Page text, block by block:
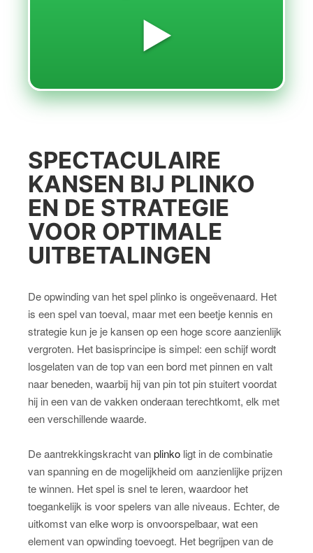
▶️
SPECTACULAIRE
KANSEN BIJ PLINKO
EN DE STRATEGIE
VOOR OPTIMALE
UITBETALINGEN
De opwinding van het spel plinko is ongeëvenaard. Het
is een spel van toeval, maar met een beetje kennis en
strategie kun je je kansen op een hoge score aanzienlijk
vergroten. Het basisprincipe is simpel: een schijf wordt
losgelaten van de top van een bord met pinnen en valt
naar beneden, waarbij hij van pin tot pin stuitert voordat
hij in een van de vakken onderaan terechtkomt, elk met
een verschillende waarde.
De aantrekkingskracht vanplinko ligt in de combinatie
van spanning en de mogelijkheid om aanzienlijke prijzen
te winnen. Het spel is snel te leren, waardoor het
toegankelijk is voor spelers van alle niveaus. Echter, de
uitkomst van elke worp is onvoorspelbaar, wat een
element van opwinding toevoegt. Het begrijpen van de